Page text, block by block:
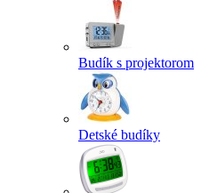
Budík s projektorom
Detské budíky